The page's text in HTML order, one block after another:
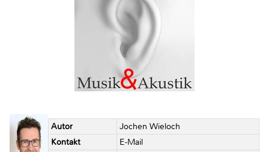
Autor
Jochen Wieloch
Kontakt
E-Mail